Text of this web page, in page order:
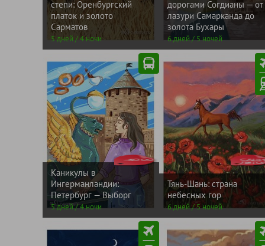
степи: Оренбургский
платок и золото
Сарматов
5 дней / 4 ночи
дорогами Согдианы — от
лазури Самарканда до
золота Бухары
6 дней / 5 ночей
Каникулы в
Ингерманландии:
Петербург — Выборг
5 дней / 4 ночи
-6000
от
30900
рублей
Тянь-Шань: страна
небесных гор
6 дней / 5 ночей
САНИ
от
рублей